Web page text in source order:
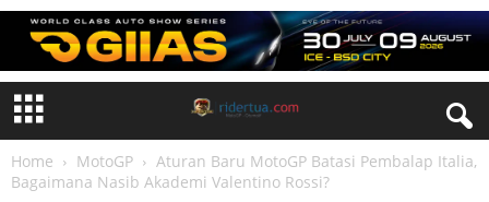
Home MotoGP
Aturan Baru MotoGP Batasi Pembalap Italia,
Bagaimana Nasib Akademi Valentino Rossi?